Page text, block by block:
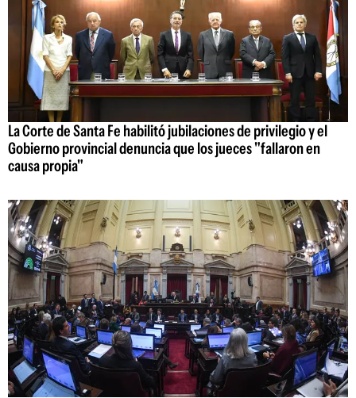
La Corte de Santa Fe habilitó jubilaciones de privilegio y el
Gobierno provincial denuncia que los jueces "fallaron en
causa propia"